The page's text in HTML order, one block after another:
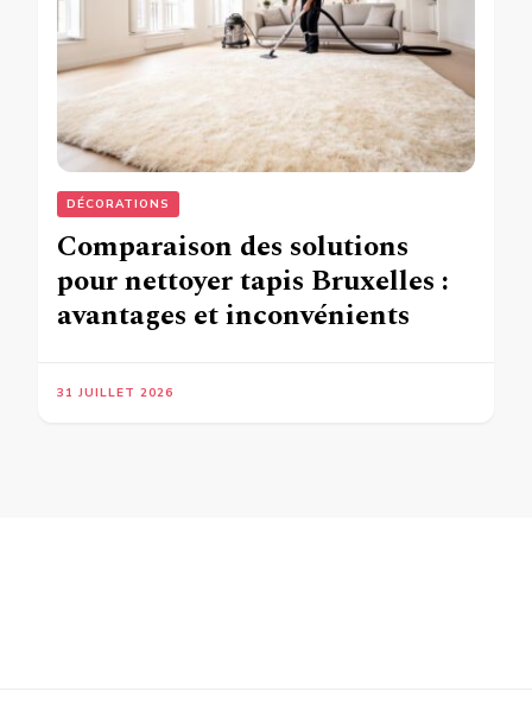
DÉCORATIONS
Comparaison des solutions
pour nettoyer tapis Bruxelles :
avantages et inconvénients
31 JUILLET 2026